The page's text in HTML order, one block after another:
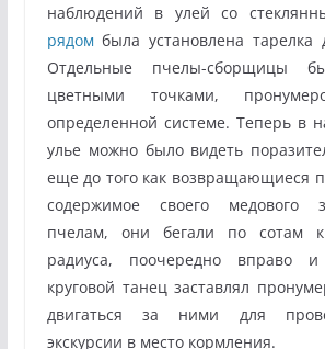
наблюдений в улей со
рядомбыла установлена тарелка
Отдельные пчелы-сборщицы
цветными точками,
определенной системе. Теперь в
улье можно было видеть
еще до того как возвращающиеся
содержимое своего медового
пчелам, они бегали по сотам
радиуса, поочередно вправо
круговой танец заставлял
двигаться за ними для
экскурсии в место кормления.